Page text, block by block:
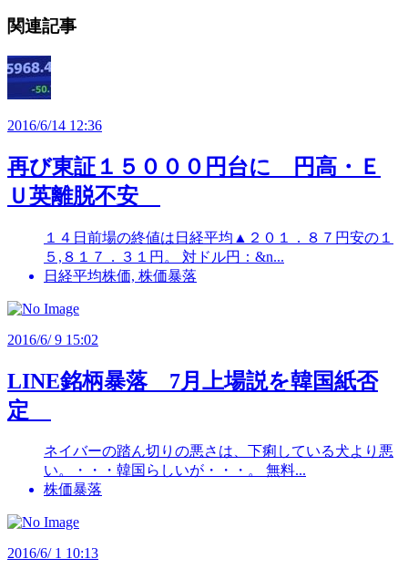
関連記事
2016/6/14 12:36
再び東証１５０００円台に 円高・Ｅ
Ｕ英離脱不安
１４日前場の終値は日経平均▲２０１．８７円安の１
５,８１７．３１円。 対ドル円：&n...
日経平均株価, 株価暴落
2016/6/ 9 15:02
LINE銘柄暴落 7月上場説を韓国紙否
定
ネイバーの踏ん切りの悪さは、下痢している犬より悪
い。・・・韓国らしいが・・・。 無料...
株価暴落
2016/6/ 1 10:13